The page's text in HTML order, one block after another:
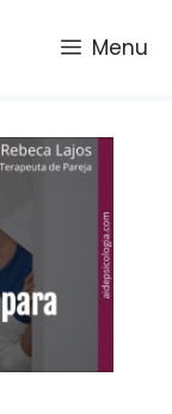
Menu